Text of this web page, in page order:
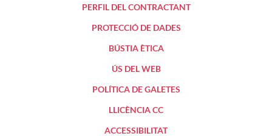
PERFIL DEL CONTRACTANT
PROTECCIÓ DE DADES
BÚSTIA ÈTICA
ÚS DEL WEB
POLÍTICA DE GALETES
LLICÈNCIA CC
ACCESSIBILITAT